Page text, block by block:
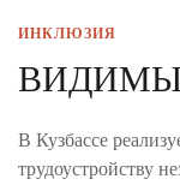
ИНКЛЮЗИЯ
В Кузбассе
трудоустройству